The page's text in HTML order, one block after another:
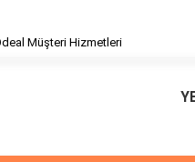
Müşteri Hizmetleri